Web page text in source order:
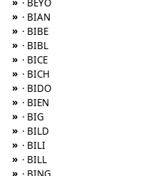
· BEYO
» · BIAN
» · BIBE
» · BIBL
» · BICE
» · BICH
» · BIDO
» · BIEN
» · BIG
» · BILD
» · BILI
» · BILL
»